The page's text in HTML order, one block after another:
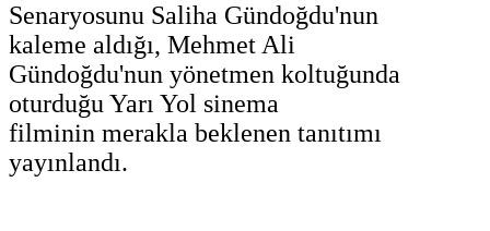
Senaryosunu Saliha Gündoğdu'nun
kaleme aldığı, Mehmet Ali
Gündoğdu'nun yönetmen koltuğunda
oturduğu Yarı Yol sinema
filminin merakla beklenen tanıtımı
yayınlandı.